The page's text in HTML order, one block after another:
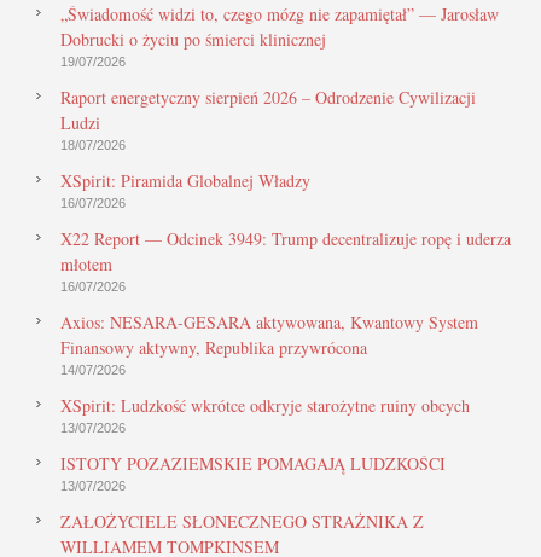
„Świadomość widzi to, czego mózg nie zapamiętał” — Jarosław
Dobrucki o życiu po śmierci klinicznej
19/07/2026
Raport energetyczny sierpień 2026 – Odrodzenie Cywilizacji
Ludzi
18/07/2026
XSpirit: Piramida Globalnej Władzy
16/07/2026
X22 Report — Odcinek 3949: Trump decentralizuje ropę i uderza
młotem
16/07/2026
Axios: NESARA-GESARA aktywowana, Kwantowy System
Finansowy aktywny, Republika przywrócona
14/07/2026
XSpirit: Ludzkość wkrótce odkryje starożytne ruiny obcych
13/07/2026
ISTOTY POZAZIEMSKIE POMAGAJĄ LUDZKOŚCI
13/07/2026
ZAŁOŻYCIELE SŁONECZNEGO STRAŻNIKA Z
WILLIAMEM TOMPKINSEM